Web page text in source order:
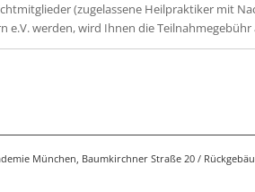
(zugelassene Heilpraktiker mit
e.V. werden, wird Ihnen die
München, Baumkirchner Straße 20 /